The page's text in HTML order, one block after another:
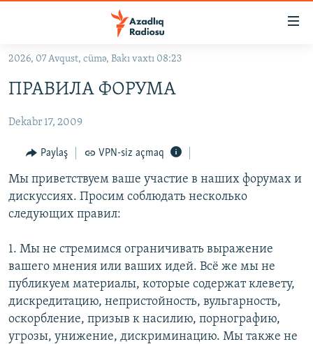
Əsas
qayıt
naviqasiyaya
Axtarışa
keç
KORRUPSIOMETR
#ƏSLINDƏ
FƏRQƏ BAX
QANUNI DOĞRU
ARAŞDIRMA
MULTIMEDIA
VIDEO
FOTOQALEREYA
İNFOQRAFIKA
RADIO ARXIV
OXU ZALI
AZƏRBAYCAN ƏDƏBIYYATI KITABXANASI
HAQQIMIZDA
MISSIYAMIZ
BIZI IZLƏ
2026, 07 Avqust, cümə, Bakı vaxtı 08:23
ПРАВИЛА ФОРУМА
Dekabr 17, 2009
Paylaş VPN-siz açmaq
Мы приветствуем ваше участие в наших форумах и
дискуссиях. Просим соблюдать несколько
следующих правил:
1. Мы не стремимся ограничивать выражение
вашего мнения или ваших идей. Всё же мы не
публикуем материалы, которые содержат клевету,
дискредитацию, непристойность, вульгарность,
оскорбление, призыв к насилию, порнографию,
угрозы, унижение, дискриминацию. Мы также не